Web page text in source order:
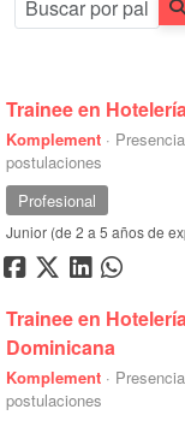
Trainee en
Komplement ·
postulaciones
Profesional
Junior (de 2 a 5 años de
Trainee en
Dominicana
Komplement ·
postulaciones